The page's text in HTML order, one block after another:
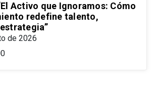
Activo que Ignoramos: Cómo
redefine talento,
de 2026